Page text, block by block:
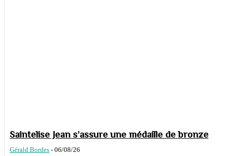
Saintelise Jean s’assure une médaille de bronze
Gérald Bordes - 06/08/26